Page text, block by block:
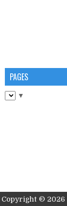
PAGES
▼
Copyright © 2026